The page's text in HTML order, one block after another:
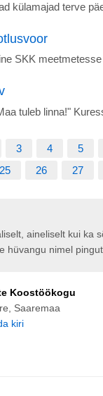
külamajad terve
SKK meetmetesse
tuleb linna!"
3 4 5
25 26 27
aineliselt kui ka
hüvangu nimel
Koostöökogu
Saaremaa
kiri